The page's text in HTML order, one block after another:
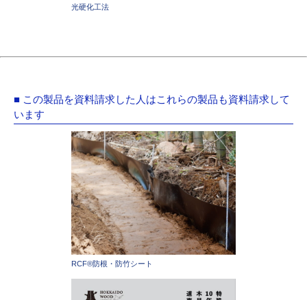
光硬化工法
■ この製品を資料請求した人はこれらの製品も資料請求して
います
RCF®防根・防竹シート